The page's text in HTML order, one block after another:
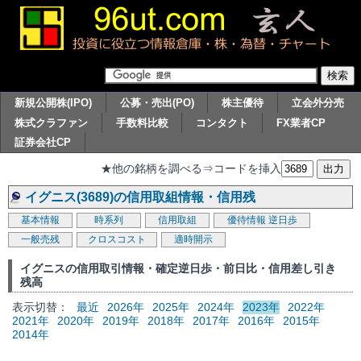
新規公開株(IPO) 公募・売出(PO) 株主優待
立会外分売
株式クラファン
手数料比較 コンタクト
FX業者CP
証券会社CP
★他の銘柄を調べる⇒コードを挿入
イグニス(3689)の信用取組情報・信用残
基本情報 時系列 信用取組 優待情報 逆日歩
一般売残
クロスコスト 適時開示
イグニスの信用取引情報・確定逆日歩・前日比・信用差し引き
残高
表示切替：
最近 2026年 2025年 2024年 2023年
2022年
2021年
2020年 2019年 2018年 2017年 2016年
2015年
2014年